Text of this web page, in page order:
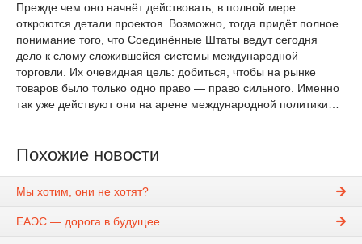
Прежде чем оно начнёт действовать, в полной мере
откроются детали проектов. Возможно, тогда придёт полное
понимание того, что Соединённые Штаты ведут сегодня
дело к слому сложившейся системы международной
торговли. Их очевидная цель: добиться, чтобы на рынке
товаров было только одно право — право сильного. Именно
так уже действуют они на арене международной политики…
Похожие новости
Мы хотим, они не хотят?
ЕАЭС — дорога в будущее